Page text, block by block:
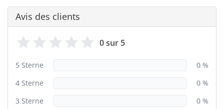
Avis des clients
0 sur 5
5 Sterne
0 %
4 Sterne
0 %
3 Sterne
0 %